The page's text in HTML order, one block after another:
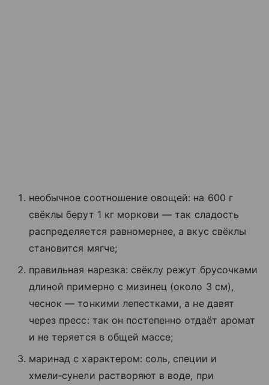
необычное соотношение овощей: на 600 г
свёклы берут 1 кг моркови — так сладость
распределяется равномернее, а вкус свёклы
становится мягче;
правильная нарезка: свёклу режут брусочками
длиной примерно с мизинец (около 3 см),
чеснок — тонкими лепестками, а не давят
через пресс: так он постепенно отдаёт аромат
и не теряется в общей массе;
маринад с характером: соль, специи и
хмели‑сунели растворяют в воде, при